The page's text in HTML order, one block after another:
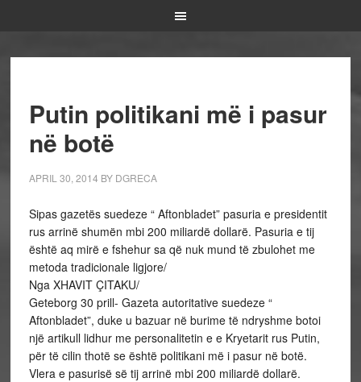
Putin politikani më i pasur
në botë
APRIL 30, 2014 BY DGRECA
Sipas gazetës suedeze “ Aftonbladet” pasuria e presidentit
rus arrinë shumën mbi 200 miliardë dollarë. Pasuria e tij
është aq mirë e fshehur sa që nuk mund të zbulohet me
metoda tradicionale ligjore/
Nga XHAVIT ÇITAKU/
Geteborg 30 prill- Gazeta autoritative suedeze “
Aftonbladet”, duke u bazuar në burime të ndryshme botoi
një artikull lidhur me personalitetin e e Kryetarit rus Putin,
për të cilin thotë se është politikani më i pasur në botë.
Vlera e pasurisë së tij arrinë mbi 200 miliardë dollarë.